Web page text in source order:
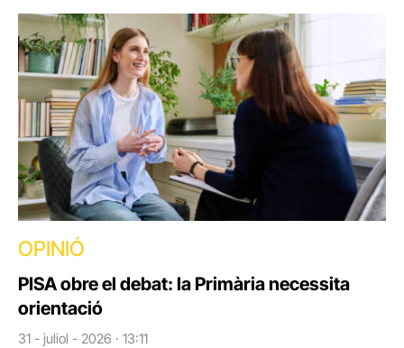
OPINIÓ
PISA obre el debat: la Primària necessita
orientació
31 - juliol - 2026 · 13:11